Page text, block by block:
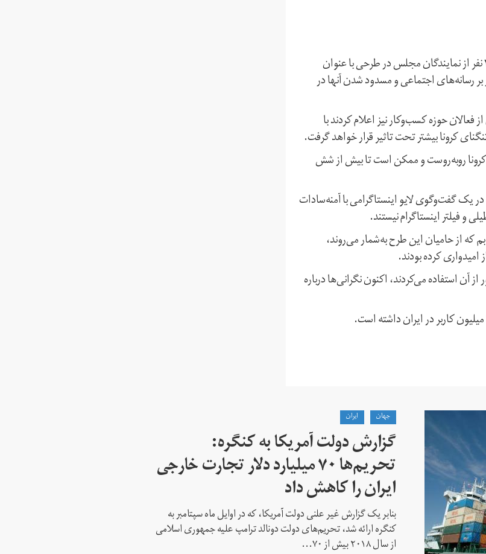
گمانه‌زنی‌ها در زمینه فیلتر اینستاگرام زمانی بیشتر به واقعیت نزدیک شد که ۴۰ نفر از نمایندگان مجلس در طرحی با عنوان
رسانه‌های اجتماعی و مسدود شدن آنها در
حوزه کسب‌وکار نیز اعلام کردند با
کرونا بیشتر تحت تاثیر قرار خواهد گرفت.
روبه‌روست و ممکن است تا بیش از شش
یک گفت‌وگوی لایو اینستاگرامی با آمنه‌سادات
و فیلتر اینستاگرام نیستند.
که از حامیان این طرح به‌شمار می‌روند،
امیدواری کرده بودند.
استفاده می‌کردند، اکنون نگرانی‌ها درباره
جهان ايران
گزارش دولت آمریکا به کنگره:
تحریم‌ها ۷۰ میلیارد دلار تجارت خارجی
ایران را کاهش داد
بنابر یک گزارش غیر علنی دولت آمریکا، که در اوایل ماه سپتامبر به
کنگره ارائه شد، تحریم‌های دولت دونالد ترامپ علیه جمهوری اسلامی
از سال ۲۰۱۸ بیش از ۷۰...